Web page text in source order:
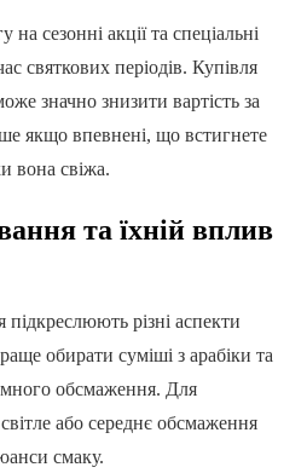
сезонні акції та спеціальні
святкових періодів. Купівля
значно знизити вартість за
якщо впевнені, що встигнете
вона свіжа.
та їхній вплив
підкреслюють різні аспекти
обирати суміші з арабіки та
обсмаження. Для
або середнє обсмаження
смаку.